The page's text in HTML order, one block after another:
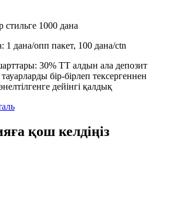
стильге 1000 дана
1 дана/опп пакет, 100 дана/ctn
30% TT алдын ала депозит
тауарларды бір-бірлеп тексергеннен
дейінгі қалдық
қош келдіңіз